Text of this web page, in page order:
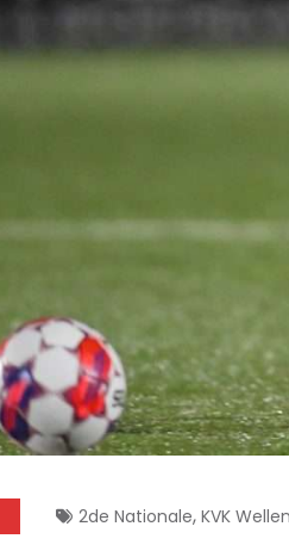
2de Nationale, KVK Wellen